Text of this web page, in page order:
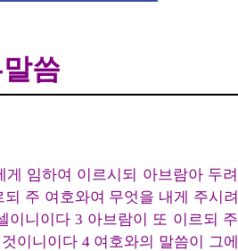
씀
임하여 이르시되 아브람아 두
주 여호와여 무엇을 내게 주시
니이다 3 아브람이 또 이르되
이니이다 4 여호와의 말씀이 그